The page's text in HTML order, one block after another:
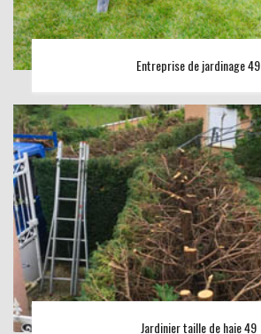
Entreprise de jardinage 49
Jardinier taille de haie 49